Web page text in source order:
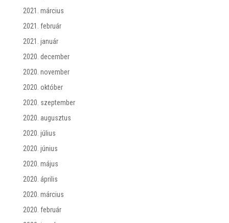
2021. március
2021. február
2021. január
2020. december
2020. november
2020. október
2020. szeptember
2020. augusztus
2020. július
2020. június
2020. május
2020. április
2020. március
2020. február